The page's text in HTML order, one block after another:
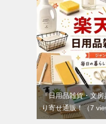
『日用品雑貨・文
り寄せ通販！（7